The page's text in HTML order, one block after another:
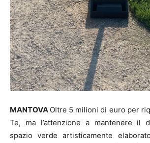
MANTOVA Oltre 5 milioni di euro per
Te, ma l’attenzione a mantenere il
spazio verde artisticamente